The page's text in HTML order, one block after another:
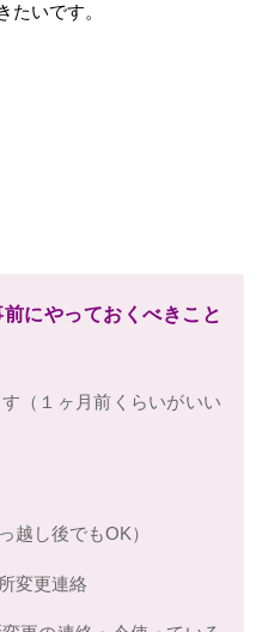
たいです。
にやっておくべきこと
（１ヶ月前くらいがいい
越し後でもOK）
変更連絡